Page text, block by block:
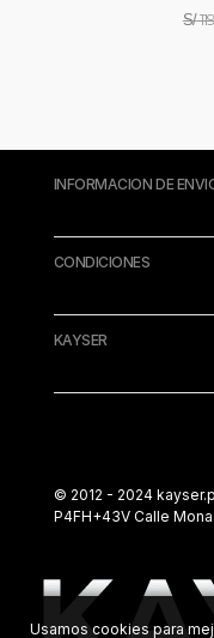
S/
INFORMACION DE
CONDICIONES
KAYSER
© 2012 - 2024
P4FH+43V Calle
Usamos cookies para